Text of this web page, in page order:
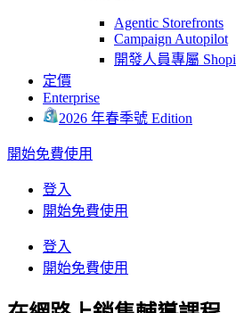
Agentic Storefronts
Campaign Autopilot
開發人員專屬
定價
Enterprise
2026 年春季號 Edition
開始免費使用
登入
開始免費使用
登入
開始免費使用